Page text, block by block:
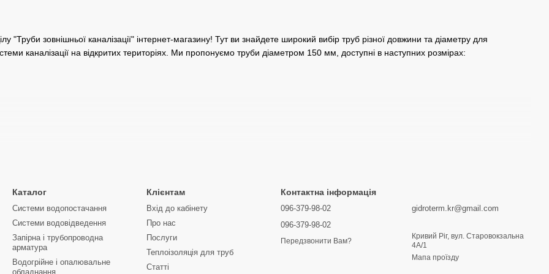
"Труби зовнішньої каналізації" інтернет-магазину! Тут ви знайдете широкий вибір труб різної довжини та діаметру для
каналізації на відкритих територіях. Ми пропонуємо труби діаметром 150 мм, доступні в наступних розмірах:
каналізації 150 мм у Кривому Розі
продуктами високої якості, які забезпечують надійність та довговічність вашої каналізаційної системи. Наші труби та фітинги
Ріг, вул. Старовокзальна 4А/1. Якщо у вас виникли запитання або потрібна допомога з вибором, не соромтеся звертатися за
раді допомогти вам створити якісну та надійну систему каналізації!
Каталог
Системи водопостачання
Системи водовідведення
Запірна і трубопроводна
арматура
Водогрійне і опалювальне
обладнання
Клієнтам
Вхід до кабінету
Про нас
Послуги
Теплоізоляція для труб
Статті
Контактна інформація
096-379-98-02
096-379-98-02
Передзвонити Вам?
gidroterm.kr@gmail.com
Кривий Ріг, вул. Старовокзальна
4А/1
Мапа проїзду